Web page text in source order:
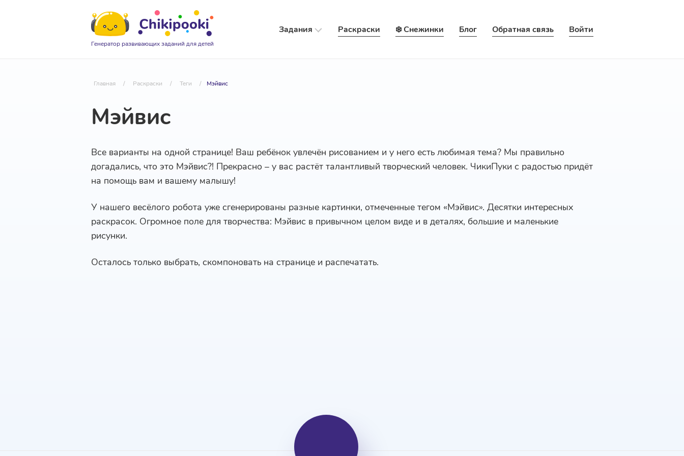
Генератор развивающих заданий для детей
Задания Раскраски ❄️ Снежинки Блог Обратная связь Войти
Главная / Раскраски / Теги / Мэйвис
Мэйвис
Все варианты на одной странице! Ваш ребёнок увлечён рисованием и у него есть любимая тема? Мы правильно
догадались, что это Мэйвис?! Прекрасно – у вас растёт талантливый творческий человек. ЧикиПуки с радостью придёт
на помощь вам и вашему малышу!
У нашего весёлого робота уже сгенерированы разные картинки, отмеченные тегом «Мэйвис». Десятки интересных
раскрасок. Огромное поле для творчества: Мэйвис в привычном целом виде и в деталях, большие и маленькие
рисунки.
Осталось только выбрать, скомпоновать на странице и распечатать.